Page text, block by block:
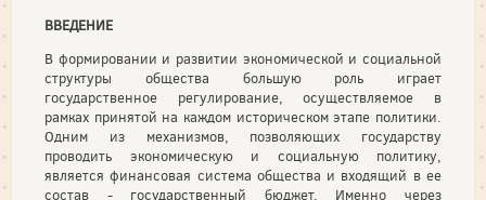
ВВЕДЕНИЕ
В формировании и развитии экономической и социальной
структуры общества большую роль играет
государственное регулирование, осуществляемое в
рамках принятой на каждом историческом этапе политики.
Одним из механизмов, позволяющих государству
проводить экономическую и социальную политику,
является финансовая система общества и входящий в ее
состав - государственный бюджет. Именно через